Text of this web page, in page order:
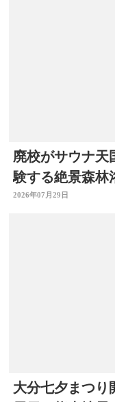
廃校がサウナ天
験する絶景森林
2026年07月29日
大分七夕まつ